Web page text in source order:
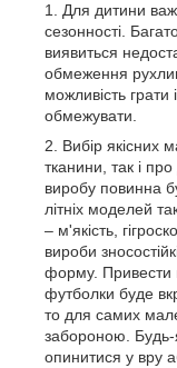
Для дитини
сезонності.
виявиться
обмеження
можливість грати
обмежувати.
Вибір якісних
тканини, так і
виробу повинна
літніх моделей
– м'якість,
вироби
форму. Привести
футболки буде
то для самих
забороною. Будь-
опинитися у вру